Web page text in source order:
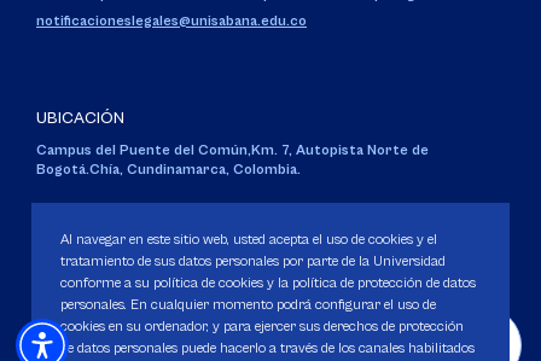
notificacioneslegales@unisabana.edu.co
UBICACIÓN
Campus del Puente del Común,Km. 7, Autopista Norte de
Bogotá.Chía, Cundinamarca, Colombia.
Personería Jurídica:Resolución 130 del 14 de enero de 1980.
Ministerio de Educación Nacional.
Al navegar en este sitio web, usted acepta el uso de cookies y el
tratamiento de sus datos personales por parte de la Universidad
conforme a su política de cookies y la política de protección de datos
personales. En cualquier momento podrá configurar el uso de
cookies en su ordenador, y para ejercer sus derechos de protección
de datos personales puede hacerlo a través de los canales habilitados